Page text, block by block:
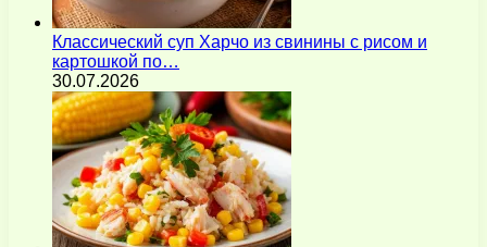
Классический суп Харчо из свинины с рисом и
картошкой по…
30.07.2026